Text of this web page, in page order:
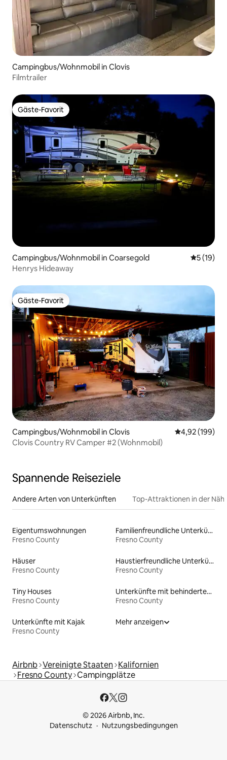
Campingbus/Wohnmobil in Clovis
Filmtrailer
Gäste-Favorit
Gäste-Favorit
Campingbus/Wohnmobil in Coarsegold
5 (19)
Henrys Hideaway
Gäste-Favorit
Gäste-Favorit
Campingbus/Wohnmobil in Clovis
4,92 (199)
Clovis Country RV Camper #2 (Wohnmobil)
Spannende Reiseziele
Andere Arten von Unterkünften Top-Attraktionen in der
Eigentumswohnungen
Fresno County
Familienfreundliche Unterkünfte
Fresno County
Häuser
Fresno County
Haustierfreundliche Unterkünfte
Fresno County
Tiny Houses
Fresno County
Unterkünfte mit behindertengerechtem WC
Fresno County
Unterkünfte mit Kajak
Fresno County
Mehr anzeigen
Airbnb Vereinigte Staaten Kalifornien
Fresno County Campingplätze
© 2026 Airbnb, Inc.
Datenschutz
Nutzungsbedingungen